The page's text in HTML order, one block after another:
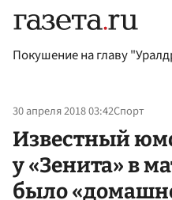
Покушение на главу
30 апреля 2018 03:42Спорт
Известный
у «Зенита» в
было